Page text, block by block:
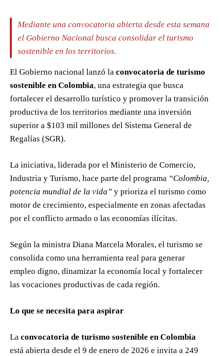
Mediante una convocatoria abierta desde esta semana
el Gobierno Nacional busca consolidar el turismo
sostenible en los territorios.
El Gobierno nacional lanzó la convocatoria de turismo
sostenible en Colombia, una estrategia que busca
fortalecer el desarrollo turístico y promover la transición
productiva de los territorios mediante una inversión
superior a $103 mil millones del Sistema General de
Regalías (SGR).
La iniciativa, liderada por el Ministerio de Comercio,
Industria y Turismo, hace parte del programa “Colombia,
potencia mundial de la vida” y prioriza el turismo como
motor de crecimiento, especialmente en zonas afectadas
por el conflicto armado o las economías ilícitas.
Según la ministra Diana Marcela Morales, el turismo se
consolida como una herramienta real para generar
empleo digno, dinamizar la economía local y fortalecer
las vocaciones productivas de cada región.
Lo que se necesita para aspirar
La convocatoria de turismo sostenible en Colombia
está abierta desde el 9 de enero de 2026 e invita a 249